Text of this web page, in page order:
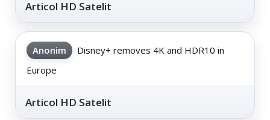
Articol HD Satelit
Anonim
Disney+ removes 4K and HDR10 in
Europe
Articol HD Satelit